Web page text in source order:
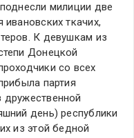
милиции две
ткачих,
К девушкам из
Донецкой
со всех
партия
дружественной
день) республики
из этой бедной